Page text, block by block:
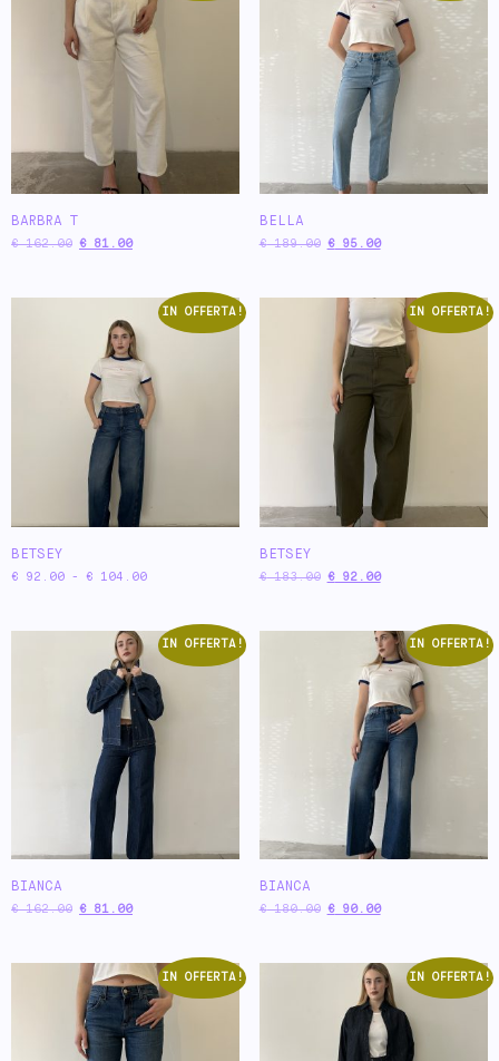
BARBRA T
€162.00 € 81.00
BELLA
€189.00 €95.00
IN OFFERTA!
BETSEY
€ 92.00 - € 104.00
IN OFFERTA!
BETSEY
€183.00 €92.00
IN OFFERTA!
BIANCA
€162.00 € 81.00
IN OFFERTA!
BIANCA
€180.00 €90.00
IN OFFERTA! IN OFFERTA!